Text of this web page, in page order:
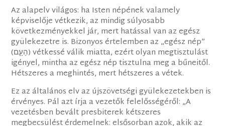
Az alapelv világos: ha Isten népének valamely
képviselője vétkezik, az mindig súlyosabb
következményekkel jár, mert hatással van az egész
gyülekezetre is. Bizonyos értelemben az „egész nép”
(‎הָעָ֑ם) vétkessé válik miatta, ezért olyan megtisztulást
igényel, mintha az egész nép tisztulna meg a bűneitől.
Hétszeres a meghintés, mert hétszeres a vétek.
Ez az általános elv az újszövetségi gyülekezetekben is
érvényes. Pál azt írja a vezetők felelősségéről: „A
vezetésben bevált presbiterek kétszeres
megbecsülést érdemelnek: elsősorban azok, akik az